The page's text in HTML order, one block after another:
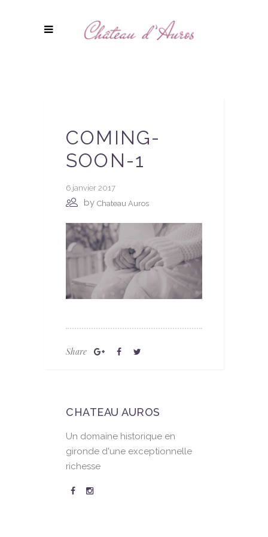
COMING-
SOON-1
6 janvier 2017
by Chateau Auros
Share
CHATEAU AUROS
Un domaine historique en
gironde d'une exceptionnelle
richesse